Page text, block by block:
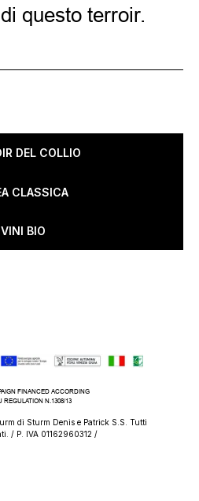
questo terroir.
DEL COLLIO
CLASSICA
VINI BIO
di Sturm Denis e Patrick S.S. Tutti
/ P. IVA 01162960312 /
FINANCED ACCORDING
REGULATION N.1308/13